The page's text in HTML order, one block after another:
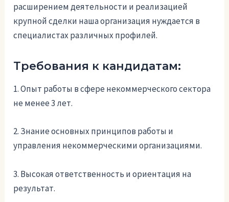
расширением деятельности и реализацией
крупной сделки наша организация нуждается в
специалистах различных профилей.
Требования к кандидатам:
1. Опыт работы в сфере некоммерческого сектора
не менее 3 лет.
2. Знание основных принципов работы и
управления некоммерческими организациями.
3. Высокая ответственность и ориентация на
результат.